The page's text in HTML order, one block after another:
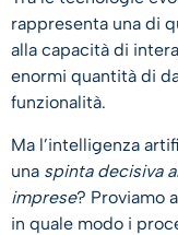
rappresenta una di
alla capacità di
enormi quantità di
funzionalità.
Ma l’intelligenza
una spinta decisiva
imprese? Proviamo
in quale modo i